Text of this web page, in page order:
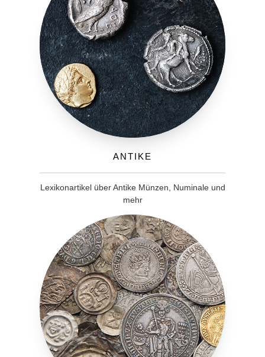
Antike
Lexikonartikel über Antike Münzen, Numinale und
mehr